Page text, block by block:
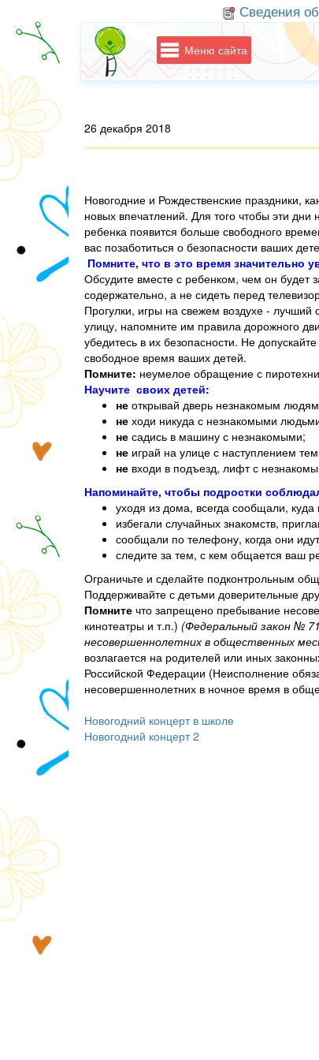
Сведения
Меню сайта
26 декабря 2018
Новогодние и Рождественские праздники,
новых впечатлений. Для того чтобы эти
ребенка появится больше свободного
вас позаботиться о безопасности ваших
Помните, что в это время значительно
Обсудите вместе с ребенком, чем он будет
содержательно, а не сидеть перед
Прогулки, игры на свежем воздухе - лучший
улицу, напомните им правила дорожного
убедитесь в их безопасности. Не
свободное время ваших детей.
Помните: неумелое обращение с
Научите своих детей:
не открывай дверь незнакомым
не ходи никуда с незнакомыми
не садись в машину с незнакомыми;
не играй на улице с наступлением
не входи в подъезд, лифт с
Напоминайте, чтобы подростки
уходя из дома, всегда сообщали,
избегали случайных знакомств,
сообщали по телефону, когда они
следите за тем, с кем общается ваш
Ограничьте и сделайте подконтрольным
Поддерживайте с детьми доверительные
Помните что запрещено пребывание
кинотеатры и т.п.) (Федеральный закон №
несовершеннолетних в общественных
возлагается на родителей или иных
Российской Федерации (Неисполнение
несовершеннолетних в ночное время в
Новогодний концерт в школе
Новогодний концерт 2